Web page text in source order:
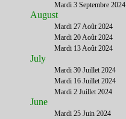
Mardi 3 Septembre 2024
August
Mardi 27 Août 2024
Mardi 20 Août 2024
Mardi 13 Août 2024
July
Mardi 30 Juillet 2024
Mardi 16 Juillet 2024
Mardi 2 Juillet 2024
June
Mardi 25 Juin 2024